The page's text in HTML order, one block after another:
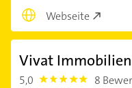
Webseite
Vivat
5,0 5.0 8